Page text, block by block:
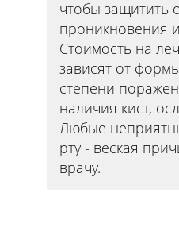
чтобы защитить
проникновения
Стоимость на
зависят от
степени
наличия кист,
Любые
рту - веская
врачу.